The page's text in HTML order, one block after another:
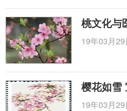
桃文化与
19年03月29
樱花如雪
19年03月29